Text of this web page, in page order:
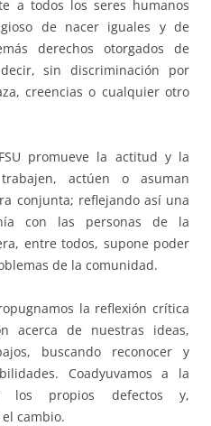
a todos los seres humanos
de nacer iguales y de
derechos otorgados de
sin discriminación por
creencias o cualquier otro
promueve la actitud y la
actúen o asuman
conjunta; reflejando así una
con las personas de la
entre todos, supone poder
de la comunidad.
la reflexión crítica
acerca de nuestras ideas,
buscando reconocer y
Coadyuvamos a la
los propios defectos y,
cambio.